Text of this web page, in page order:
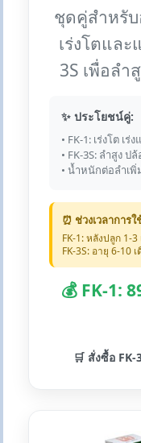
ชุดคู่สำหรับ
เร่งโตแล
3S เพื่อลำ
✨ ประโยชน์คู่:
• FK-1: เร่งโต เ
• FK-3S: ลำสูง ป
• น้ำหนักต่อลำเ
⏰ ช่วงเวลาการใ
FK-1: หลังปลูก 1-
FK-3S: อายุ 6-10
💰 FK-1:
🛒 สั่งซื้อ FK-